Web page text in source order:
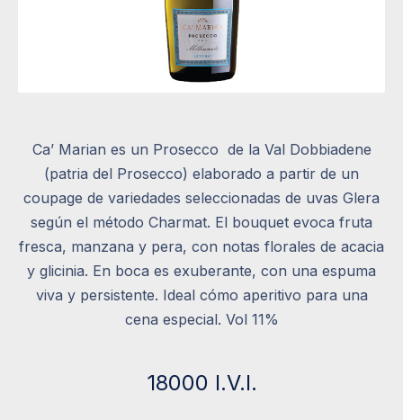
Ca’ Marian es un Prosecco de la Val Dobbiadene
(patria del Prosecco) elaborado a partir de un
coupage de variedades seleccionadas de uvas Glera
según el método Charmat. El bouquet evoca fruta
fresca, manzana y pera, con notas florales de acacia
y glicinia. En boca es exuberante, con una espuma
viva y persistente. Ideal cómo aperitivo para una
cena especial. Vol 11%
18000 I.V.I.